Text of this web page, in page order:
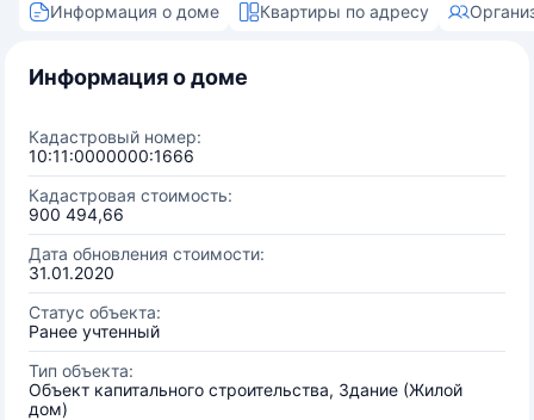
Информация о доме Квартиры по адресу
Информация о доме
Кадастровый номер:
10:11:0000000:1666
Кадастровая стоимость:
900 494,66
Дата обновления стоимости:
31.01.2020
Статус объекта:
Ранее учтенный
Тип объекта:
Объект капитального строительства, Здание (Жилой
дом)